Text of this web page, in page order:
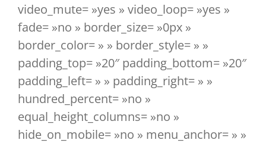
video_mute= »yes » video_loop= »yes »
fade= »no » border_size= »0px »
border_color= » » border_style= » »
padding_top= »20″ padding_bottom= »20″
padding_left= » » padding_right= » »
hundred_percent= »no »
equal_height_columns= »no »
hide_on_mobile= »no » menu_anchor= » »